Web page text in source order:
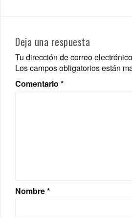
Deja una respuesta
Tu dirección de correo
Los campos obligatorios están
Comentario *
Nombre*